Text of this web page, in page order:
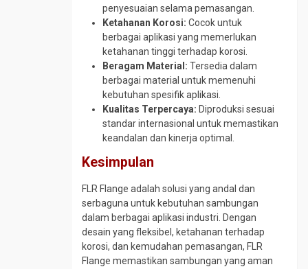
penyesuaian selama pemasangan.
Ketahanan Korosi: Cocok untuk
berbagai aplikasi yang memerlukan
ketahanan tinggi terhadap korosi.
Beragam Material: Tersedia dalam
berbagai material untuk memenuhi
kebutuhan spesifik aplikasi.
Kualitas Terpercaya: Diproduksi sesuai
standar internasional untuk memastikan
keandalan dan kinerja optimal.
Kesimpulan
FLR Flange adalah solusi yang andal dan
serbaguna untuk kebutuhan sambungan
dalam berbagai aplikasi industri. Dengan
desain yang fleksibel, ketahanan terhadap
korosi, dan kemudahan pemasangan, FLR
Flange memastikan sambungan yang aman